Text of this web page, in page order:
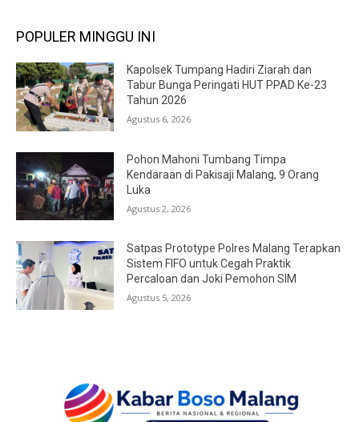
POPULER MINGGU INI
Kapolsek Tumpang Hadiri Ziarah dan
Tabur Bunga Peringati HUT PPAD Ke-23
Tahun 2026
Agustus 6, 2026
Pohon Mahoni Tumbang Timpa
Kendaraan di Pakisaji Malang, 9 Orang
Luka
Agustus 2, 2026
Satpas Prototype Polres Malang Terapkan
Sistem FIFO untuk Cegah Praktik
Percaloan dan Joki Pemohon SIM
Agustus 5, 2026